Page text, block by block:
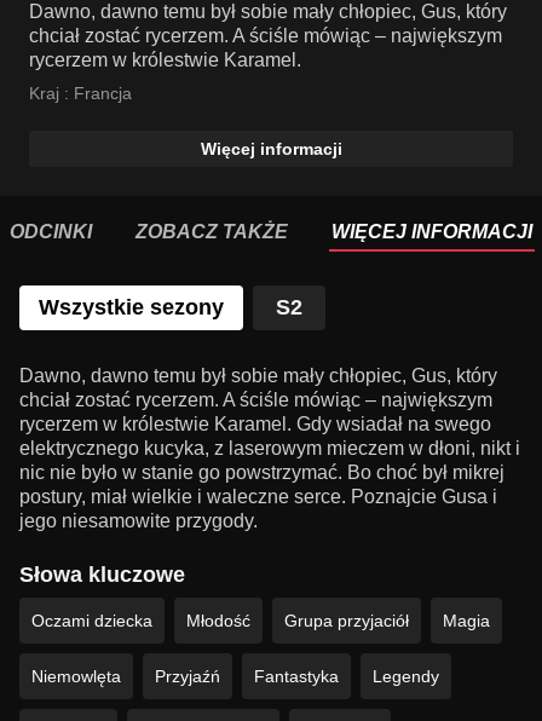
Dawno, dawno temu był sobie mały chłopiec, Gus, który
chciał zostać rycerzem. A ściśle mówiąc – największym
rycerzem w królestwie Karamel.
Kraj : Francja
Więcej informacji
ODCINKI ZOBACZ TAKŻE WIĘCEJ INFORMACJI
Wszystkie sezony S2
Dawno, dawno temu był sobie mały chłopiec, Gus, który
chciał zostać rycerzem. A ściśle mówiąc – największym
rycerzem w królestwie Karamel. Gdy wsiadał na swego
elektrycznego kucyka, z laserowym mieczem w dłoni, nikt i
nic nie było w stanie go powstrzymać. Bo choć był mikrej
postury, miał wielkie i waleczne serce. Poznajcie Gusa i
jego niesamowite przygody.
Słowa kluczowe
Oczami dziecka Młodość Grupa przyjaciół Magia
Niemowlęta Przyjaźń Fantastyka Legendy